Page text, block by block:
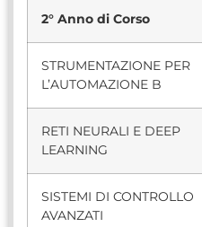
2° Anno di Corso
STRUMENTAZIONE PER
L’AUTOMAZIONE B
RETI NEURALI E DEEP
LEARNING
SISTEMI DI CONTROLLO
AVANZATI